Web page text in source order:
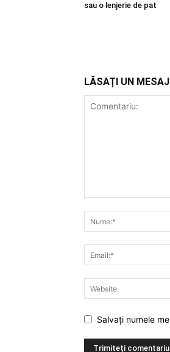
sau o lenjerie de pat
LĂSAȚI UN MESAJ
Salvați numele